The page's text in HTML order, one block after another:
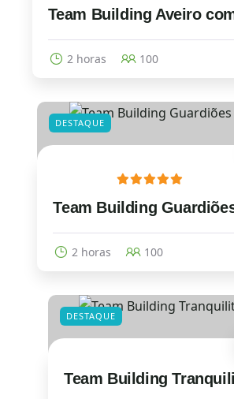
Team Building Aveiro
2 horas 100
DESTAQUE
Team Building
2 horas 100
DESTAQUE
Team Building